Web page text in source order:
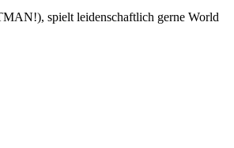
spielt leidenschaftlich gerne World